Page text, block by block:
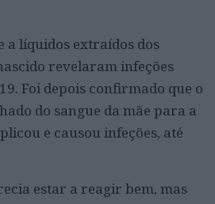
a líquidos extraídos dos
revelaram infeções
Foi depois confirmado que o
do sangue da mãe para a
e causou infeções, até
estar a reagir bem, mas